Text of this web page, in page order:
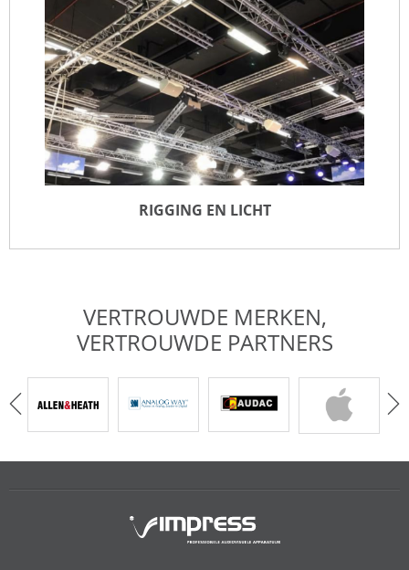
LEES MEER
RIGGING EN LICHT
LEES MEER
VERTROUWDE MERKEN,
VERTROUWDE PARTNERS